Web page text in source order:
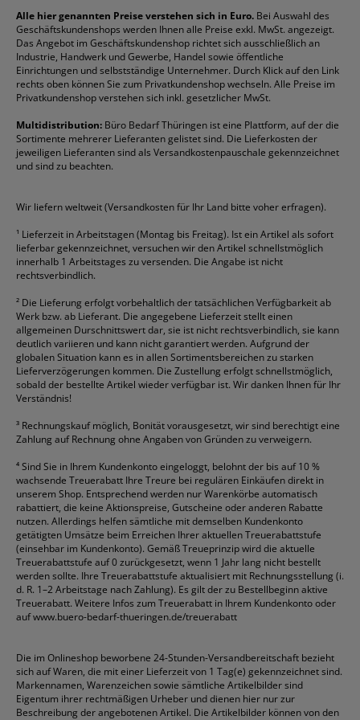
Reklamation / Retouren
Vertrag widerrufen (Privatkunden)
Rabatte & Aktionen
Briefumschläge
Druckerpatronen
Etiketten
Fineliner
Folienschreiber
Formulare
Gelschreiber
Geschäftsbücher
Klemmmappen
Kopierpapier
Korrekturmittel
Kugelschreiber
Mappen
Ordner
Packband
Permanentmarker
Taschenrechner
Textmarker
Tintenroller
Tintenpatronen
Toilettenpapier
Toner
Versandmaterial
Versandtaschen
Durable
DYMO
Edding
Esselte
Faber-Castell
Fellowes
Franken
Fripa
HP
Pentel
Pelikan
Pilot
Pritt
Schneider
Stabilo
Staedtler
alle Marken anzeigen
Alle hier genannten Preise verstehen sich in Euro. Bei Auswahl des
Geschäftskundenshops werden Ihnen alle Preise exkl. MwSt. angezeigt.
Das Angebot im Geschäftskundenshop richtet sich ausschließlich an
Industrie, Handwerk und Gewerbe, Handel sowie öffentliche
Einrichtungen und selbstständige Unternehmer. Durch Klick auf den Link
rechts oben können Sie zum Privatkundenshop wechseln. Alle Preise im
Privatkundenshop verstehen sich inkl. gesetzlicher MwSt.
Multidistribution: Büro Bedarf Thüringen ist eine Plattform, auf der die
Sortimente mehrerer Lieferanten gelistet sind. Die Lieferkosten der
jeweiligen Lieferanten sind als Versandkostenpauschale gekennzeichnet
und sind zu beachten.
Wir liefern weltweit (Versandkosten für Ihr Land bitte voher erfragen).
¹ Lieferzeit in Arbeitstagen (Montag bis Freitag). Ist ein Artikel als sofort
lieferbar gekennzeichnet, versuchen wir den Artikel schnellstmöglich
innerhalb 1 Arbeitstages zu versenden. Die Angabe ist nicht
rechtsverbindlich.
² Die Lieferung erfolgt vorbehaltlich der tatsächlichen Verfügbarkeit ab
Werk bzw. ab Lieferant. Die angegebene Lieferzeit stellt einen
allgemeinen Durschnittswert dar, sie ist nicht rechtsverbindlich, sie kann
deutlich variieren und kann nicht garantiert werden. Aufgrund der
globalen Situation kann es in allen Sortimentsbereichen zu starken
Lieferverzögerungen kommen. Die Zustellung erfolgt schnellstmöglich,
sobald der bestellte Artikel wieder verfügbar ist. Wir danken Ihnen für Ihr
Verständnis!
³ Rechnungskauf möglich, Bonität vorausgesetzt, wir sind berechtigt eine
Zahlung auf Rechnung ohne Angaben von Gründen zu verweigern.
⁴Sind Sie in Ihrem Kundenkonto eingeloggt, belohnt der bis auf 10 %
wachsende Treuerabatt Ihre Treure bei regulären Einkäufen direkt in
unserem Shop. Entsprechend werden nur Warenkörbe automatisch
rabattiert, die keine Aktionspreise, Gutscheine oder anderen Rabatte
nutzen. Allerdings helfen sämtliche mit demselben Kundenkonto
getätigten Umsätze beim Erreichen Ihrer aktuellen Treuerabattstufe
(einsehbar im Kundenkonto). Gemäß Treueprinzip wird die aktuelle
Treuerabattstufe auf 0 zurückgesetzt, wenn 1 Jahr lang nicht bestellt
werden sollte. Ihre Treuerabattstufe aktualisiert mit Rechnungsstellung (i.
d. R. 1–2 Arbeitstage nach Zahlung). Es gilt der zu Bestellbeginn aktive
Treuerabatt. Weitere Infos zum Treuerabatt in Ihrem Kundenkonto oder
aufwww.buero-bedarf-thueringen.de/treuerabatt
Die im Onlineshop beworbene 24-Stunden-Versandbereitschaft bezieht
sich auf Waren, die mit einer Lieferzeit von 1 Tag(e) gekennzeichnet sind.
Markennamen, Warenzeichen sowie sämtliche Artikelbilder sind
Eigentum ihrer rechtmäßigen Urheber und dienen hier nur zur
Beschreibung der angebotenen Artikel. Die Artikelbilder können von den